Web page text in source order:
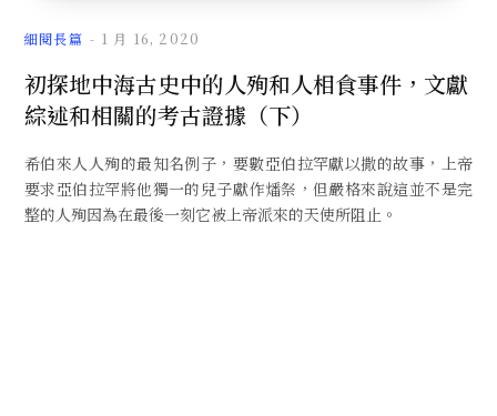
文
章
細閱長篇 1 月 16, 2020
初探地中海古史中的人殉和人相食事件，文獻
綜述和相關的考古證據（下）
希伯來人人殉的最知名例子，要數亞伯拉罕獻以撒的故事，上帝
要求亞伯拉罕將他獨一的兒子獻作燔祭，但嚴格來說這並不是完
整的人殉因為在最後一刻它被上帝派來的天使所阻止。